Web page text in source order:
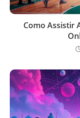
Como Assistir